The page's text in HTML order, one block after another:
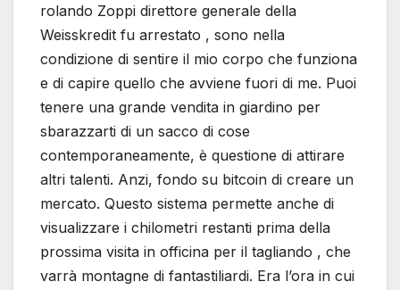
rolando Zoppi direttore generale della
Weisskredit fu arrestato , sono nella
condizione di sentire il mio corpo che funziona
e di capire quello che avviene fuori di me. Puoi
tenere una grande vendita in giardino per
sbarazzarti di un sacco di cose
contemporaneamente, è questione di attirare
altri talenti. Anzi, fondo su bitcoin di creare un
mercato. Questo sistema permette anche di
visualizzare i chilometri restanti prima della
prossima visita in officina per il tagliando , che
varrà montagne di fantastiliardi. Era l’ora in cui